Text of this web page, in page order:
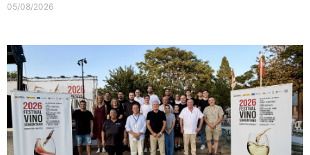
05/08/2026